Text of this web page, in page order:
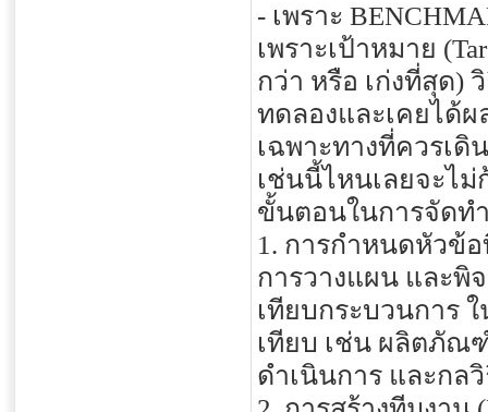
- เพราะ
เพราะเป้าหมาย
กว่า หรือ เก่งที่สุด)
ทดลองและเคยได้ผ
เฉพาะทางที่ควรเดิ
เช่นนี้ไหนเลยจะไม่
ขั้นตอนในการจัดทำ
1. การกำหนดหัวข้อ
การวางแผน และพิ
เทียบกระบวนการ
เทียบ เช่น ผลิตภัณ
ดำเนินการ และกล